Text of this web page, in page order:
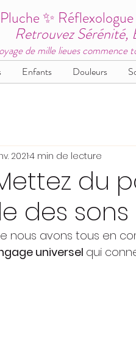
✨
Retrouvez Sérénité,
de mille lieues commence
Enfants Douleurs
du
des sons
20214 min de lecture
nous avons tous en
universel qui